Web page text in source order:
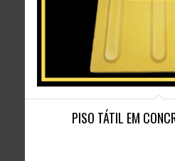
3.67
PISO TÁTIL EM